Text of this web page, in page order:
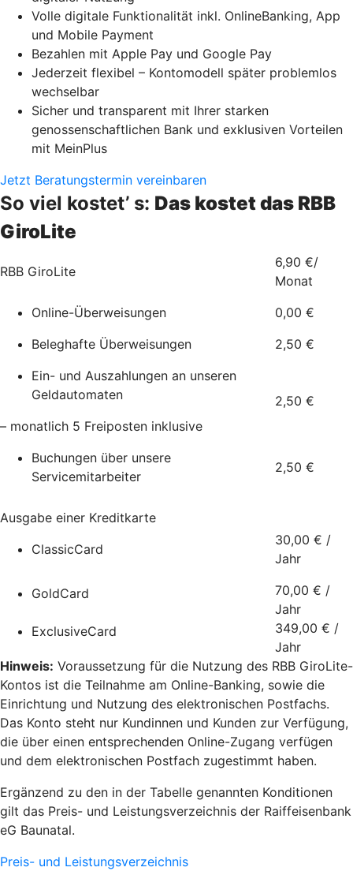
Volle digitale Funktionalität inkl. OnlineBanking, App
und Mobile Payment
Bezahlen mit Apple Pay und Google Pay
Jederzeit flexibel – Kontomodell später problemlos
wechselbar
Sicher und transparent mit Ihrer starken
genossenschaftlichen Bank und exklusiven Vorteilen
mit MeinPlus
Jetzt Beratungstermin vereinbaren
So viel kostet’ s: Das kostet das RBB
GiroLite
RBB GiroLite
6,90 €/
Monat
Online-Überweisungen
0,00 €
Beleghafte Überweisungen
2,50 €
Ein- und Auszahlungen an unseren
Geldautomaten
– monatlich 5 Freiposten inklusive
2,50 €
Buchungen über unsere
Servicemitarbeiter
2,50 €
Ausgabe einer Kreditkarte
ClassicCard
30,00 € /
Jahr
GoldCard
70,00 € /
Jahr
ExclusiveCard
349,00 € /
Jahr
Hinweis: Voraussetzung für die Nutzung des RBB GiroLite-
Kontos ist die Teilnahme am Online-Banking, sowie die
Einrichtung und Nutzung des elektronischen Postfachs.
Das Konto steht nur Kundinnen und Kunden zur Verfügung,
die über einen entsprechenden Online-Zugang verfügen
und dem elektronischen Postfach zugestimmt haben.
Ergänzend zu den in der Tabelle genannten Konditionen
gilt das Preis- und Leistungsverzeichnis der Raiffeisenbank
eG Baunatal.
Preis- und Leistungsverzeichnis